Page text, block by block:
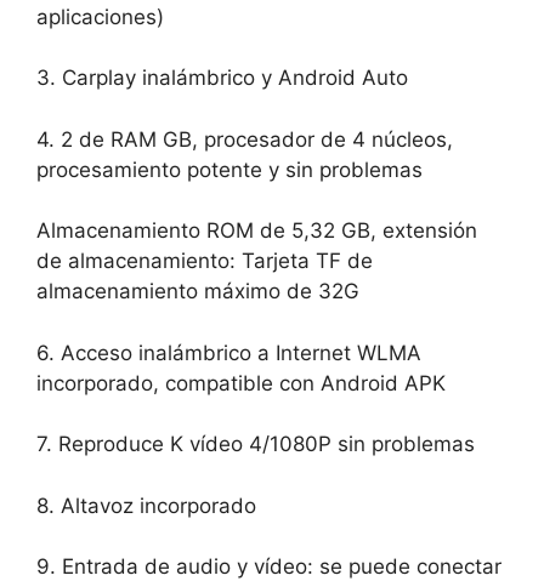
aplicaciones)
3. Carplay inalámbrico y Android Auto
4. 2 de RAM GB, procesador de 4 núcleos,
procesamiento potente y sin problemas
Almacenamiento ROM de 5,32 GB, extensión
de almacenamiento: Tarjeta TF de
almacenamiento máximo de 32G
6. Acceso inalámbrico a Internet WLMA
incorporado, compatible con Android APK
7. Reproduce K vídeo 4/1080P sin problemas
8. Altavoz incorporado
9. Entrada de audio y vídeo: se puede conectar